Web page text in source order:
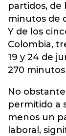
partidos, de
minutos de
Y de los
Colombia,
19 y 24 de
270 minutos
No
permitido a
menos un
laboral,